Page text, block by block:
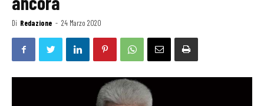
Di Redazione - 24 Marzo 2020